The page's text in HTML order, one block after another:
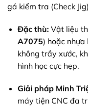
gá kiểm tra (Check
Đặc thù:Vật liệu
A7075) hoặc
không trầy xước,
hình học cực hẹp.
Giải pháp Minh
máy tiện CNC đa